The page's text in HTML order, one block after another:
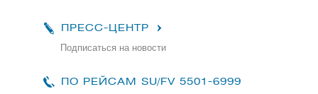
ПРЕСС-ЦЕНТР
Подписаться на новости
ПО РЕЙСАМ SU/FV 5501-6999